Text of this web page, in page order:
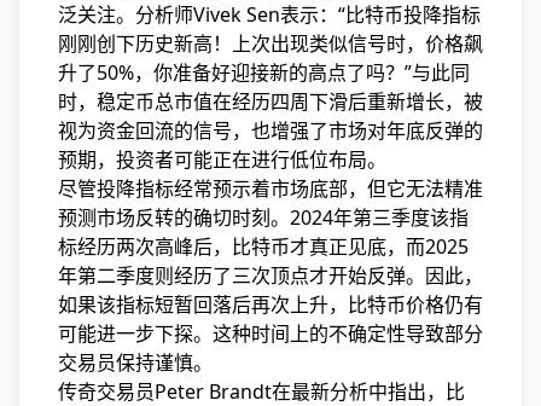
泛关注。分析师Vivek Sen表示：“比特币投降指标
刚刚创下历史新高！上次出现类似信号时，价格飙
升了50%，你准备好迎接新的高点了吗？”与此同
时，稳定币总市值在经历四周下滑后重新增长，被
视为资金回流的信号，也增强了市场对年底反弹的
预期，投资者可能正在进行低位布局。
尽管投降指标经常预示着市场底部，但它无法精准
预测市场反转的确切时刻。2024年第三季度该指
标经历两次高峰后，比特币才真正见底，而2025
年第二季度则经历了三次顶点才开始反弹。因此，
如果该指标短暂回落后再次上升，比特币价格仍有
可能进一步下探。这种时间上的不确定性导致部分
交易员保持谨慎。
传奇交易员Peter Brandt在最新分析中指出，比